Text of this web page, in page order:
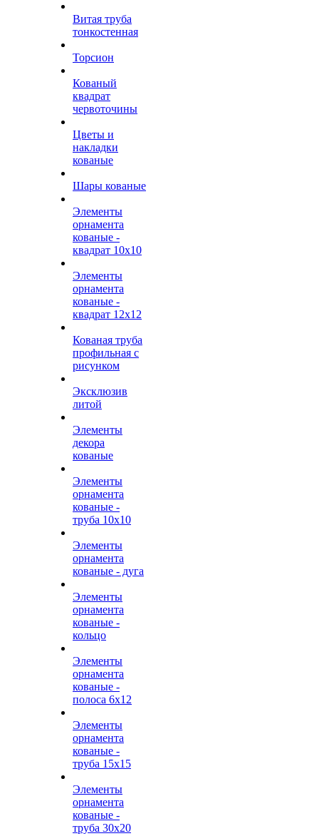
Витая труба
тонкостенная
Торсион
Кованый
квадрат
червоточины
Цветы и
накладки
кованые
Шары кованые
Элементы
орнамента
кованые -
квадрат 10х10
Элементы
орнамента
кованые -
квадрат 12х12
Кованая труба
профильная с
рисунком
Эксклюзив
литой
Элементы
декора
кованые
Элементы
орнамента
кованые -
труба 10х10
Элементы
орнамента
кованые - дуга
Элементы
орнамента
кованые -
кольцо
Элементы
орнамента
кованые -
полоса 6х12
Элементы
орнамента
кованые -
труба 15х15
Элементы
орнамента
кованые -
труба 30х20